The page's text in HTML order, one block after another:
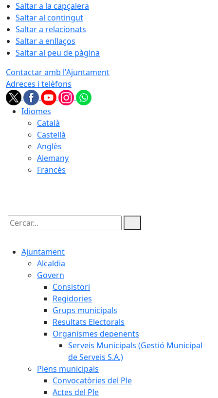
Saltar a la capçalera
Saltar al contingut
Saltar a relacionats
Saltar a enllaços
Saltar al peu de pàgina
Contactar amb l'Ajuntament
Adreces i telèfons
Idiomes
Català
Castellà
Anglès
Alemany
Francès
Cercar:
Ajuntament
Alcaldia
Govern
Consistori
Regidories
Grups municipals
Resultats Electorals
Organismes depenents
Serveis Municipals (Gestió Municipal
de Serveis S.A.)
Plens municipals
Convocatòries del Ple
Actes del Ple